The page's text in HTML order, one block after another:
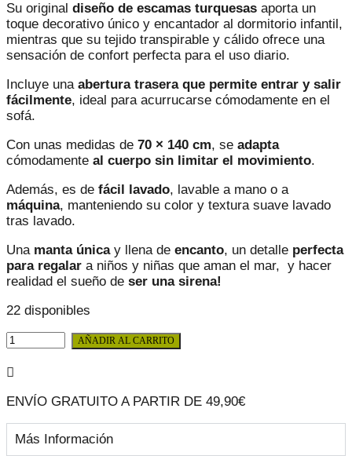
Su original diseño de escamas turquesas aporta un
toque decorativo único y encantador al dormitorio infantil,
mientras que su tejido transpirable y cálido ofrece una
sensación de confort perfecta para el uso diario.
Incluye una abertura trasera que permite entrar y salir
fácilmente, ideal para acurrucarse cómodamente en el
sofá.
Con unas medidas de 70 × 140 cm, se adapta
cómodamente al cuerpo sin limitar el movimiento.
Además, es de fácil lavado, lavable a mano o a
máquina, manteniendo su color y textura suave lavado
tras lavado.
Una manta únicay llena de encanto, un detalle perfecta
para regalar a niños y niñas que aman el mar, y hacer
realidad el sueño de ser una sirena!
22 disponibles
MANTA
TURQUESA
60*140CM
AÑADIR AL CARRITO
ENVÍO GRATUITO A PARTIR DE 49,90€
Más Información